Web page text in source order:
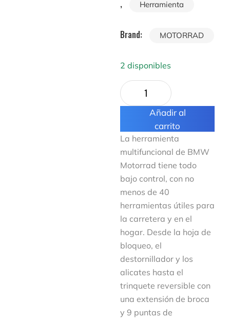
, Herramienta
Brand: MOTORRAD
2 disponibles
Añadir al
carrito
La herramienta
multifuncional de BMW
Motorrad tiene todo
bajo control, con no
menos de 40
herramientas útiles para
la carretera y en el
hogar. Desde la hoja de
bloqueo, el
destornillador y los
alicates hasta el
trinquete reversible con
una extensión de broca
y 9 puntas de